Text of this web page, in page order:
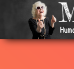
2007